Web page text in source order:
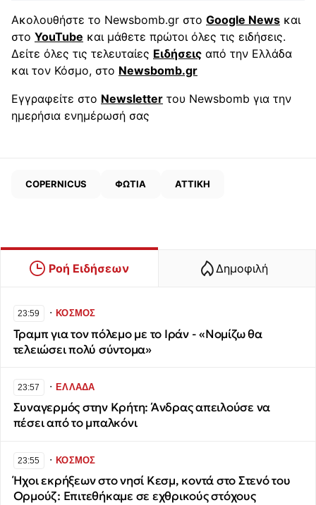
Ακολουθήστε το Newsbomb.gr στο Google News και
στο YouTube και μάθετε πρώτοι όλες τις ειδήσεις.
Δείτε όλες τις τελευταίες Ειδήσεις από την Ελλάδα
και τον Κόσμο, στο Newsbomb.gr
Εγγραφείτε στο Newsletter του Newsbomb για την
ημερήσια ενημέρωσή σας
COPERNICUS ΦΩΤΙΑ ΑΤΤΙΚΗ
Ροή Ειδήσεων Δημοφιλή
23:59 ∙ΚΟΣΜΟΣ
Τραμπ για τον πόλεμο με το Ιράν - «Νομίζω θα
τελειώσει πολύ σύντομα»
23:57 ∙ΕΛΛΑΔΑ
Συναγερμός στην Κρήτη: Άνδρας απειλούσε να
πέσει από το μπαλκόνι
23:55 ∙ΚΟΣΜΟΣ
Ήχοι εκρήξεων στο νησί Κεσμ, κοντά στο Στενό του
Ορμούζ: Επιτεθήκαμε σε εχθρικούς στόχους